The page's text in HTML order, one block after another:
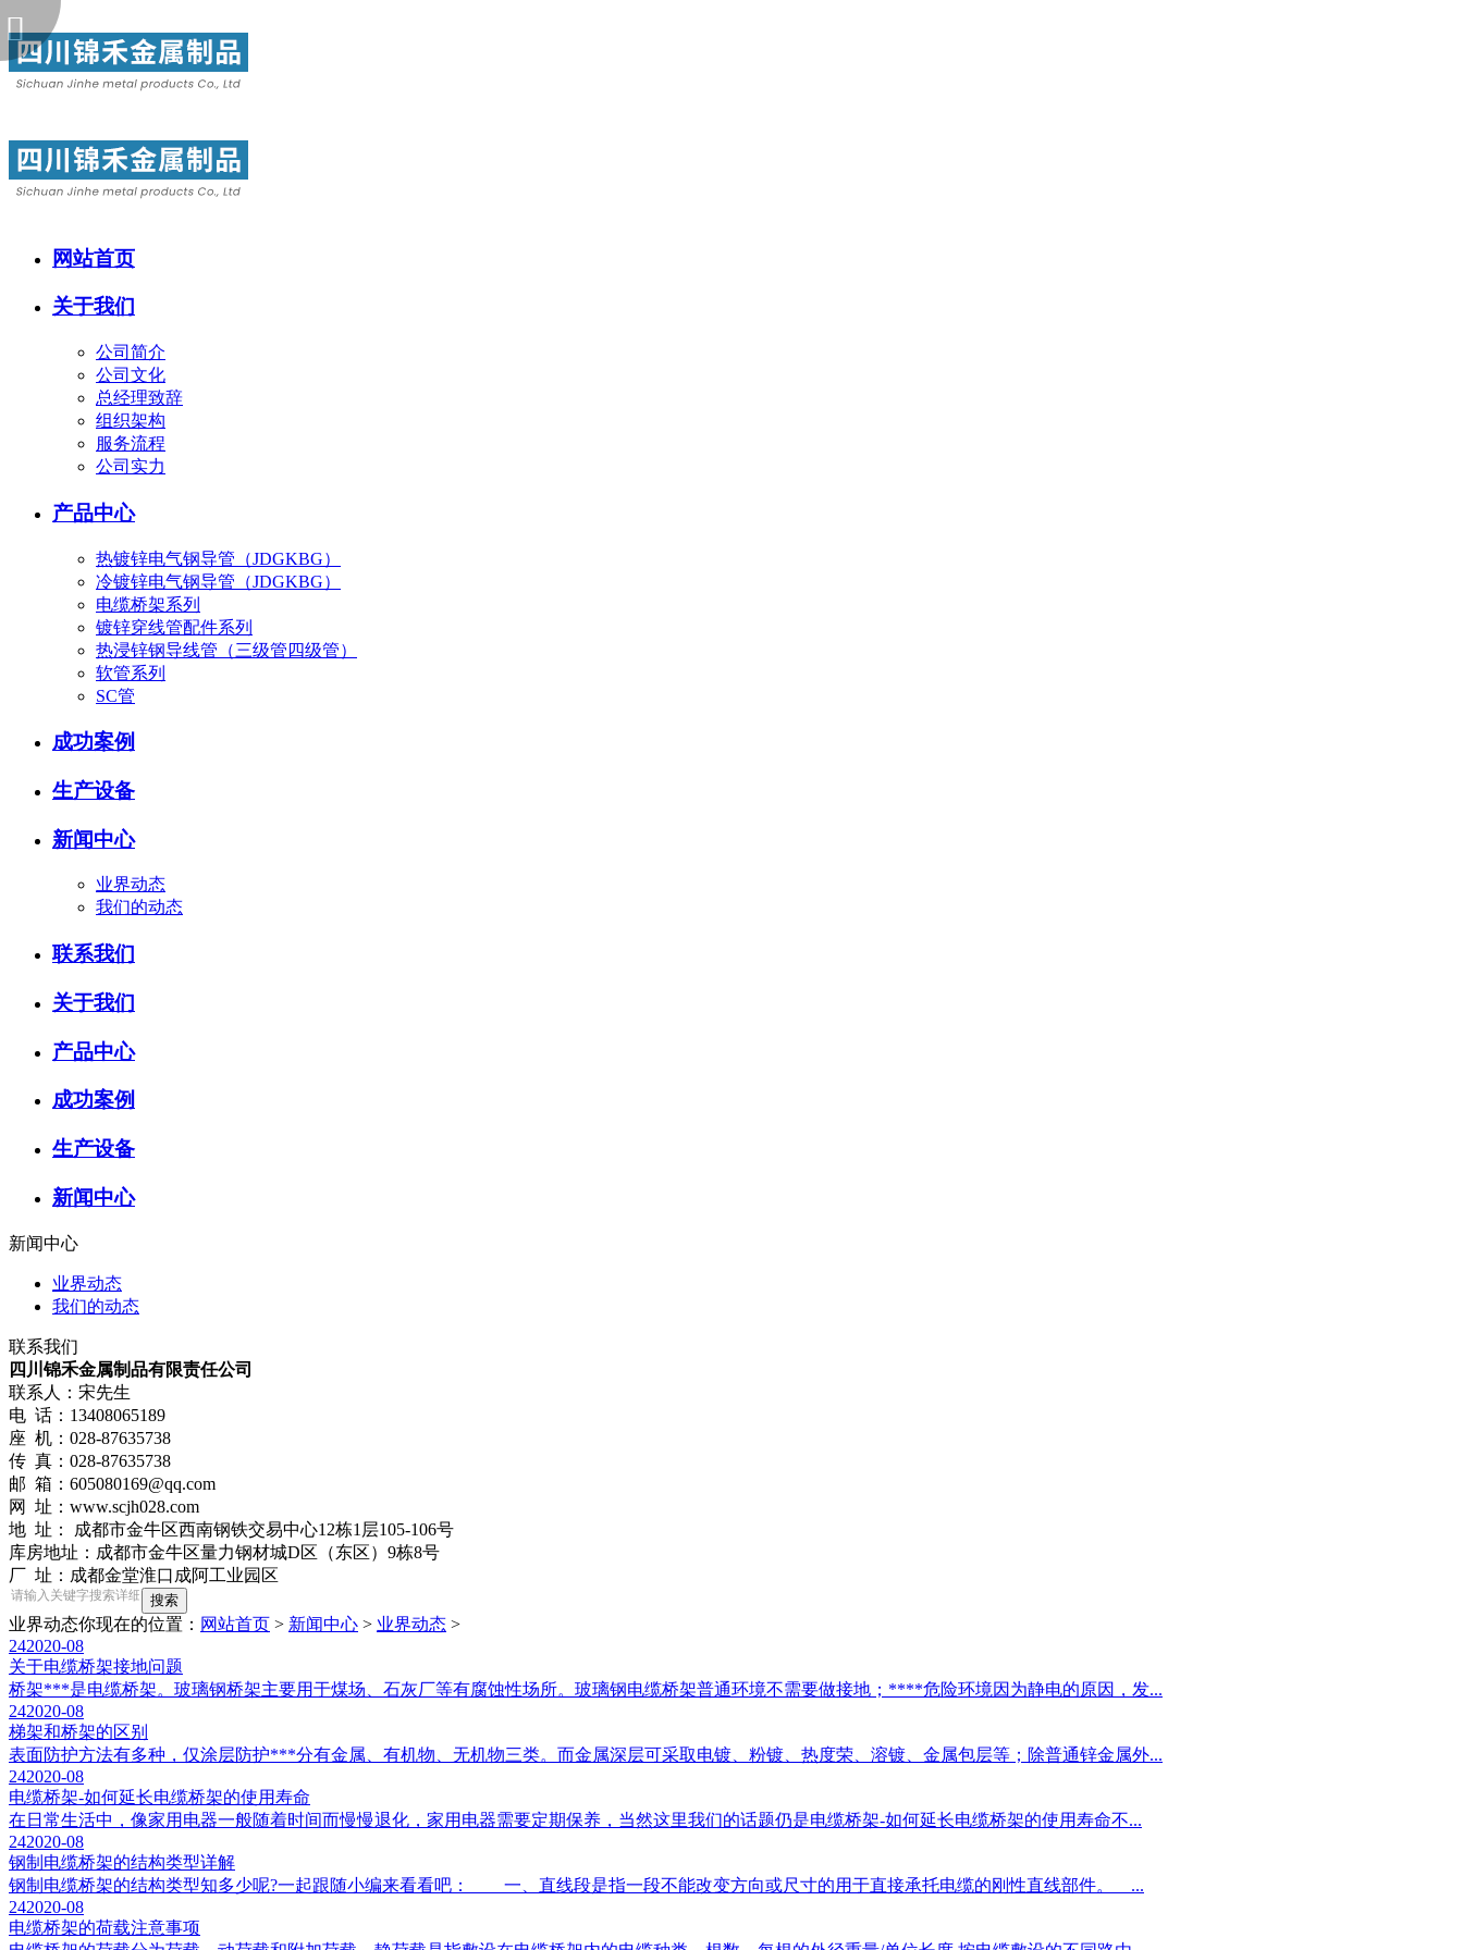
网站首页
关于我们
公司简介
公司文化
总经理致辞
组织架构
服务流程
公司实力
产品中心
热镀锌电气钢导管（JDGKBG）
冷镀锌电气钢导管（JDGKBG）
电缆桥架系列
镀锌穿线管配件系列
热浸锌钢导线管（三级管四级管）
软管系列
SC管
成功案例
生产设备
新闻中心
业界动态
我们的动态
联系我们
关于我们
产品中心
成功案例
生产设备
新闻中心
新闻中心
业界动态
我们的动态
联系我们
四川锦禾金属制品有限责任公司
联系人：宋先生
电 话：13408065189
座 机：028-87635738
传 真：028-87635738
邮 箱：605080169@qq.com
网 址：www.scjh028.com
地 址： 成都市金牛区西南钢铁交易中心12栋1层105-106号
库房地址：成都市金牛区量力钢材城D区（东区）9栋8号
厂 址：成都金堂淮口成阿工业园区
业界动态你现在的位置： 网站首页 > 新闻中心 > 业界动态 >
242020-08
关于电缆桥架接地问题
桥架***是电缆桥架。玻璃钢桥架主要用于煤场、石灰厂等有腐蚀性场所。玻璃钢电缆桥架普通环境不需要做接地；****危险环境因为静电的原因，发...
242020-08
梯架和桥架的区别
表面防护方法有多种，仅涂层防护***分有金属、有机物、无机物三类。而金属深层可采取电镀、粉镀、热度荣、溶镀、金属包层等；除普通锌金属外...
242020-08
电缆桥架-如何延长电缆桥架的使用寿命
在日常生活中，像家用电器一般随着时间而慢慢退化，家用电器需要定期保养，当然这里我们的话题仍是电缆桥架-如何延长电缆桥架的使用寿命不...
242020-08
钢制电缆桥架的结构类型详解
钢制电缆桥架的结构类型知多少呢?一起跟随小编来看看吧： 一、直线段是指一段不能改变方向或尺寸的用于直接承托电缆的刚性直线部件。 ...
242020-08
电缆桥架的荷载注意事项